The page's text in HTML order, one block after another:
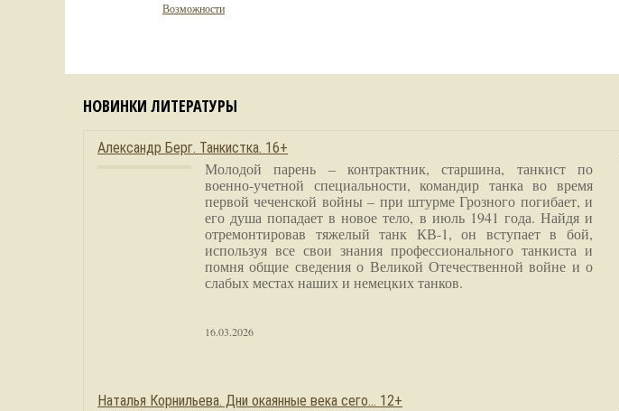
Возможности
НОВИНКИ ЛИТЕРАТУРЫ
Александр Берг. Танкистка. 16+
Молодой парень – контрактник, старшина, танкист по
военно-учетной специальности, командир танка во время
первой чеченской войны – при штурме Грозного погибает, и
его душа попадает в новое тело, в июль 1941 года. Найдя и
отремонтировав тяжелый танк КВ-1, он вступает в бой,
используя все свои знания профессионального танкиста и
помня общие сведения о Великой Отечественной войне и о
слабых местах наших и немецких танков.
16.03.2026
Наталья Корнильева. Дни окаянные века сего… 12+